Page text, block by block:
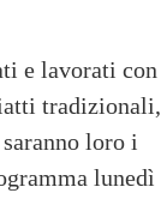
e lavorati con
tradizionali,
loro i
lunedì